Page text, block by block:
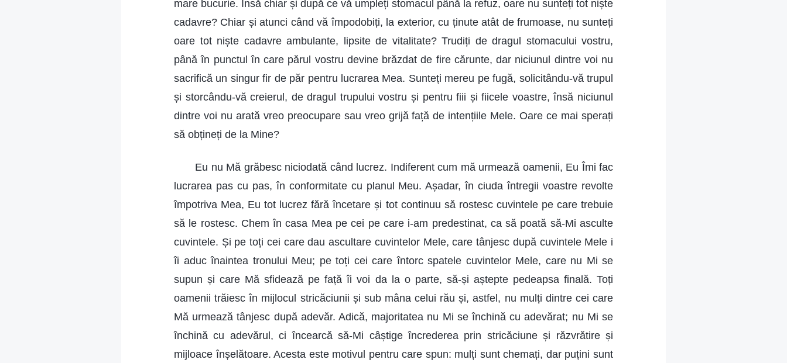
mare bucurie. Însă chiar și după ce vă umpleți stomacul până la refuz, oare nu sunteți tot niște
cadavre? Chiar și atunci când vă împodobiți, la exterior, cu ținute atât de frumoase, nu sunteți
oare tot niște cadavre ambulante, lipsite de vitalitate? Trudiți de dragul stomacului vostru,
până în punctul în care părul vostru devine brăzdat de fire cărunte, dar niciunul dintre voi nu
sacrifică un singur fir de păr pentru lucrarea Mea. Sunteți mereu pe fugă, solicitându-vă trupul
și storcându-vă creierul, de dragul trupului vostru și pentru fiii și fiicele voastre, însă niciunul
dintre voi nu arată vreo preocupare sau vreo grijă față de intențiile Mele. Oare ce mai sperați
să obțineți de la Mine?
Eu nu Mă grăbesc niciodată când lucrez. Indiferent cum mă urmează oamenii, Eu Îmi fac
lucrarea pas cu pas, în conformitate cu planul Meu. Așadar, în ciuda întregii voastre revolte
împotriva Mea, Eu tot lucrez fără încetare și tot continuu să rostesc cuvintele pe care trebuie
să le rostesc. Chem în casa Mea pe cei pe care i-am predestinat, ca să poată să-Mi asculte
cuvintele. Și pe toți cei care dau ascultare cuvintelor Mele, care tânjesc după cuvintele Mele i
îi aduc înaintea tronului Meu; pe toți cei care întorc spatele cuvintelor Mele, care nu Mi se
supun și care Mă sfidează pe față îi voi da la o parte, să-și aștepte pedeapsa finală. Toți
oamenii trăiesc în mijlocul stricăciunii și sub mâna celui rău și, astfel, nu mulți dintre cei care
Mă urmează tânjesc după adevăr. Adică, majoritatea nu Mi se închină cu adevărat; nu Mi se
închină cu adevărul, ci încearcă să-Mi câștige încrederea prin stricăciune și răzvrătire și
mijloace înșelătoare. Acesta este motivul pentru care spun: mulți sunt chemați, dar puțini sunt